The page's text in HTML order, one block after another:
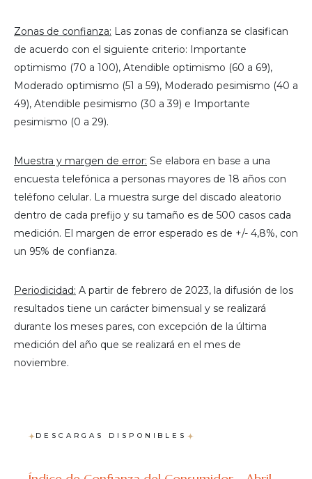
Zonas de confianza: Las zonas de confianza se clasifican
de acuerdo con el siguiente criterio: Importante
optimismo (70 a 100), Atendible optimismo (60 a 69),
Moderado optimismo (51 a 59), Moderado pesimismo (40 a
49), Atendible pesimismo (30 a 39) e Importante
pesimismo (0 a 29).
Muestra y margen de error: Se elabora en base a una
encuesta telefónica a personas mayores de 18 años con
teléfono celular. La muestra surge del discado aleatorio
dentro de cada prefijo y su tamaño es de 500 casos cada
medición. El margen de error esperado es de +/- 4,8%, con
un 95% de confianza.
Periodicidad: A partir de febrero de 2023, la difusión de los
resultados tiene un carácter bimensual y se realizará
durante los meses pares, con excepción de la última
medición del año que se realizará en el mes de
noviembre.
DESCARGAS DISPONIBLES